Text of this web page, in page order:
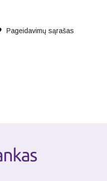
Pageidavimų sąrašas